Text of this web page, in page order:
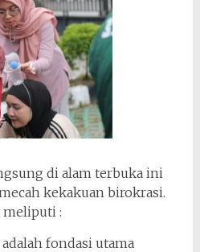
di alam terbuka ini
kekakuan birokrasi.
meliputi :
fondasi utama